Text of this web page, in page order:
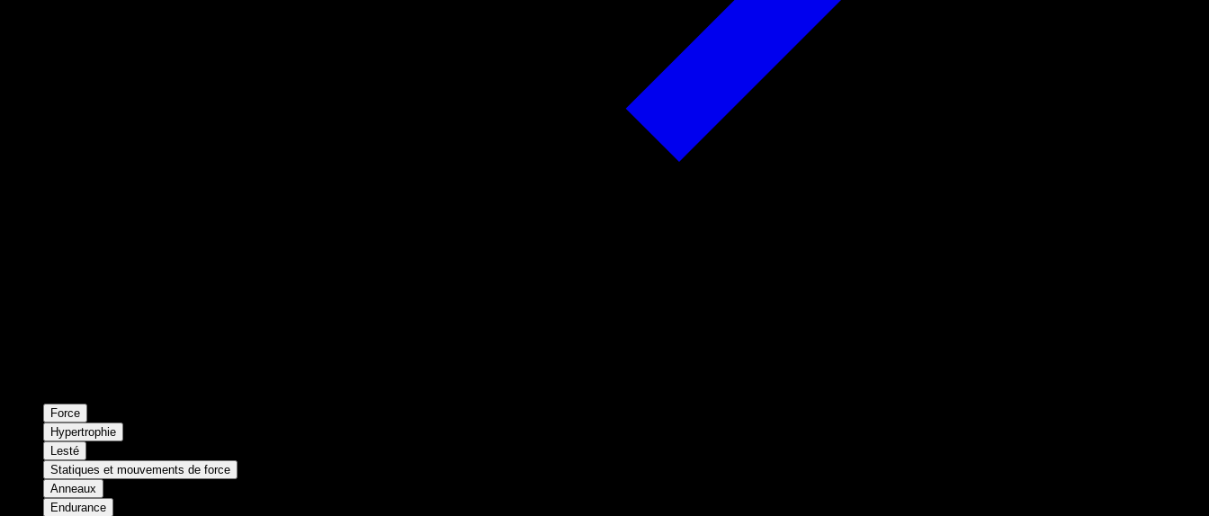
Force
Hypertrophie
Lesté
Statiques et mouvements de force
Anneaux
Endurance